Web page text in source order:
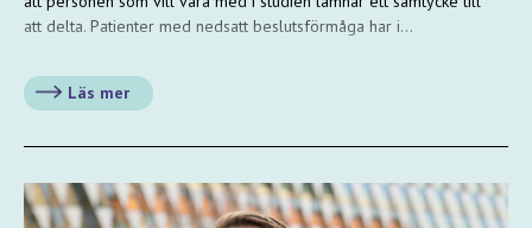
att delta. Patienter med nedsatt beslutsförmåga har i…
Läs mer